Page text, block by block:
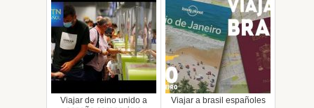
Viajar de reino unido a
Viajar a brasil españoles